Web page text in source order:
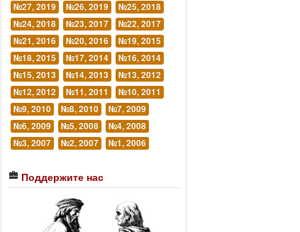
№27, 2019
№26, 2019
№25, 2018
№24, 2018
№23, 2017
№22, 2017
№21, 2016
№20, 2016
№19, 2015
№18, 2015
№17, 2014
№16, 2014
№15, 2013
№14, 2013
№13, 2012
№12, 2012
№11, 2011
№10, 2011
№9, 2010
№8, 2010
№7, 2009
№6, 2009
№5, 2008
№4, 2008
№3, 2007
№2, 2007 №1, 2006
Поддержите нас